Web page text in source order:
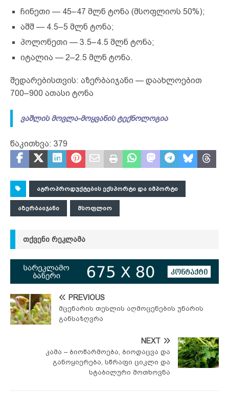
ჩინეთი — 45–47 მლნ ტონა (მსოფლიოს 50%);
აშშ — 4.5–5 მლნ ტონა;
პოლონეთი — 3.5–4.5 მლნ ტონა;
იტალია — 2–2.5 მლნ ტონა.
შედარებისთვის: აზერბაიჯანი — დაახლოებით
700–900 ათასი ტონა
ვაშლის მოვლა-მოყვანის ტექნოლოგია
წაკითხვა: 379
ᲐᲒᲠᲝᲞᲠᲝᲓᲣᲥᲢᲔᲑᲘᲡ ᲔᲥᲡᲞᲝᲠᲢᲘ ᲓᲐ ᲘᲛᲞᲝᲠᲢᲘ
ᲐᲖᲔᲠᲑᲐᲘᲯᲐᲜᲘ ᲛᲡᲝᲤᲚᲘᲝ
ᲗᲥᲕᲔᲜᲘ ᲠᲔᲙᲚᲐᲛᲐ
PREVIOUS
მცენარის თესლის აღმოცენების უნარის
განსაზღვრა
NEXT
კამა – ბიოწარმოება, ბიოდაცვა და
განოყიერება, სწრაფი ციკლი და
სტაბილური მოთხოვნა